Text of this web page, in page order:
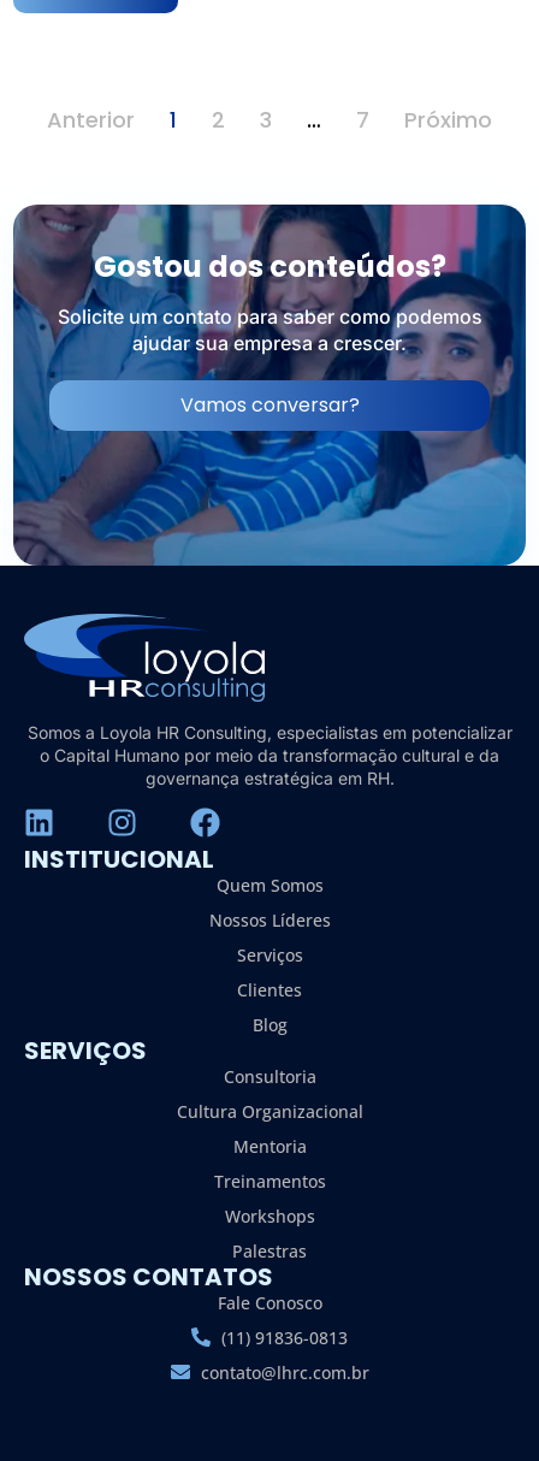
Anterior 1 2 3 … 7 Próximo
Gostou dos conteúdos?
Solicite um contato para saber como podemos
ajudar sua empresa a crescer.
Vamos conversar?
Somos a Loyola HR Consulting, especialistas em potencializar
o Capital Humano por meio da transformação cultural e da
governança estratégica em RH.
INSTITUCIONAL
Quem Somos
Nossos Líderes
Serviços
Clientes
Blog
SERVIÇOS
Consultoria
Cultura Organizacional
Mentoria
Treinamentos
Workshops
Palestras
NOSSOS CONTATOS
Fale Conosco
(11) 91836-0813
contato@lhrc.com.br